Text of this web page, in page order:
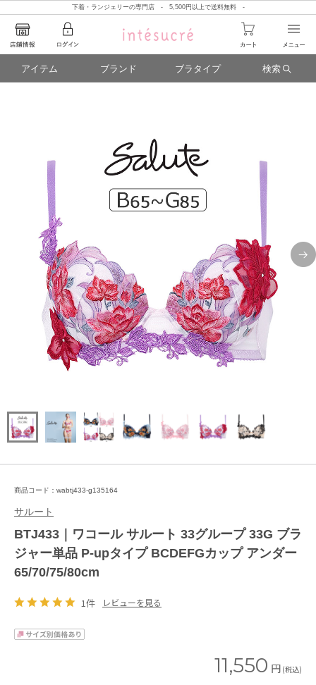
下着・ランジェリーの専門店 - 5,500円以上で送料無料 -
アイテム ブランド ブラタイプ 検索
商品コード：wabtj433-g135164
サルート
BTJ433｜ワコール サルート 33グループ 33G ブラ
ジャー単品 P-upタイプ BCDEFGカップ アンダー
65/70/75/80cm
1件 レビューを見る
11,550 円 (税込)